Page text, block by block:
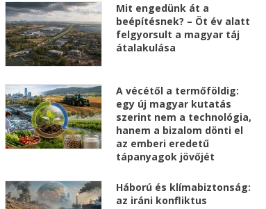
Mit engedünk át a
beépítésnek? – Öt év alatt
felgyorsult a magyar táj
átalakulása
A vécétől a termőföldig:
egy új magyar kutatás
szerint nem a technológia,
hanem a bizalom dönti el
az emberi eredetű
tápanyagok jövőjét
Háború és klímabiztonság:
az iráni konfliktus